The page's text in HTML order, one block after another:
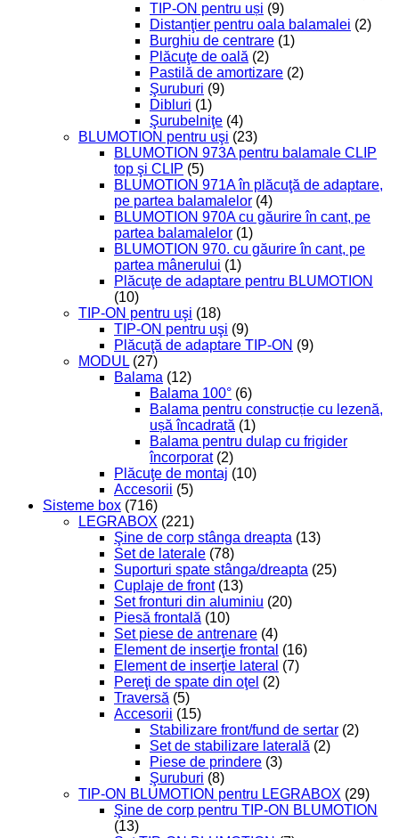
TIP-ON pentru uși (9)
Distanţier pentru oala balamalei (2)
Burghiu de centrare (1)
Plăcuţe de oală (2)
Pastilă de amortizare (2)
Şuruburi (9)
Dibluri (1)
Şurubelniţe (4)
BLUMOTION pentru uşi (23)
BLUMOTION 973A pentru balamale CLIP
top şi CLIP (5)
BLUMOTION 971A în plăcuţă de adaptare,
pe partea balamalelor (4)
BLUMOTION 970A cu găurire în cant, pe
partea balamalelor (1)
BLUMOTION 970. cu găurire în cant, pe
partea mânerului (1)
Plăcuţe de adaptare pentru BLUMOTION
(10)
TIP-ON pentru uşi (18)
TIP-ON pentru uşi (9)
Plăcuţă de adaptare TIP-ON (9)
MODUL (27)
Balama (12)
Balama 100° (6)
Balama pentru construcție cu lezenă,
ușă încadrată (1)
Balama pentru dulap cu frigider
încorporat (2)
Plăcuţe de montaj (10)
Accesorii (5)
Sisteme box (716)
LEGRABOX (221)
Şine de corp stânga dreapta (13)
Set de laterale (78)
Suporturi spate stânga/dreapta (25)
Cuplaje de front (13)
Set fronturi din aluminiu (20)
Piesă frontală (10)
Set piese de antrenare (4)
Element de inserţie frontal (16)
Element de inserţie lateral (7)
Pereţi de spate din oţel (2)
Traversă (5)
Accesorii (15)
Stabilizare front/fund de sertar (2)
Set de stabilizare laterală (2)
Piese de prindere (3)
Şuruburi (8)
TIP-ON BLUMOTION pentru LEGRABOX (29)
Şine de corp pentru TIP-ON BLUMOTION
(13)